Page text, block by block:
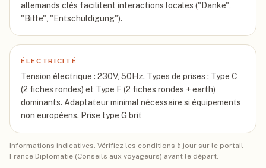
allemands clés facilitent interactions locales ("Danke",
"Bitte", "Entschuldigung").
ÉLECTRICITÉ
Tension électrique : 230V, 50Hz. Types de prises : Type C
(2 fiches rondes) et Type F (2 fiches rondes + earth)
dominants. Adaptateur minimal nécessaire si équipements
non européens. Prise type G brit
Informations indicatives. Vérifiez les conditions à jour sur le portail
France Diplomatie (Conseils aux voyageurs) avant le départ.